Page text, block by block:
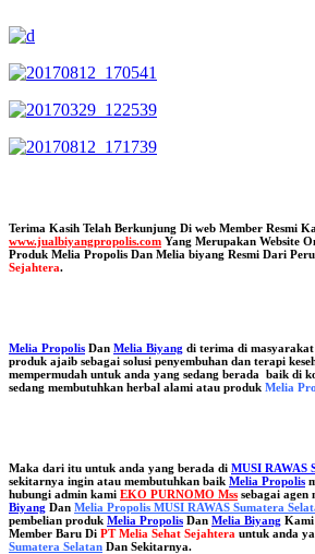
Terima Kasih Telah Berkunjung Di web Member Resmi
www.jualbiyangpropolis.com Yang Merupakan Website
Produk Melia Propolis Dan Melia biyang Resmi Dari
Sejahtera.
Melia Propolis Dan Melia Biyang di terima di
produk ajaib sebagai solusi penyembuhan dan terapi
mempermudah untuk anda yang sedang berada baik di
sedang membutuhkan herbal alami atau produk Melia
Maka dari itu untuk anda yang berada di MUSI RAWAS
sekitarnya ingin atau membutuhkan baik Melia Propolis
hubungi admin kami EKO PURNOMO Mss sebagai agen
Biyang Dan Melia Propolis MUSI RAWAS Sumatera
pembelian produk Melia Propolis Dan Melia Biyang Kami
Member Baru Di PT Melia Sehat Sejahtera untuk anda
Sumatera Selatan Dan Sekitarnya.